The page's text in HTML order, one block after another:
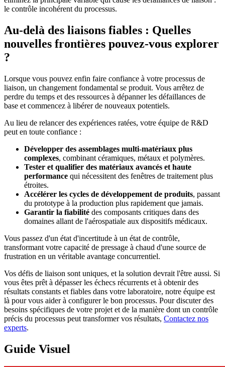
le contrôle incohérent du processus.
Au-delà des liaisons fiables : Quelles
nouvelles frontières pouvez-vous explorer
?
Lorsque vous pouvez enfin faire confiance à votre processus de
liaison, un changement fondamental se produit. Vous arrêtez de
perdre du temps et des ressources à dépanner les défaillances de
base et commencez à libérer de nouveaux potentiels.
Au lieu de relancer des expériences ratées, votre équipe de R&D
peut en toute confiance :
Développer des assemblages multi-matériaux plus
complexes, combinant céramiques, métaux et polymères.
Tester et qualifier des matériaux avancés et haute
performance qui nécessitent des fenêtres de traitement plus
étroites.
Accélérer les cycles de développement de produits, passant
du prototype à la production plus rapidement que jamais.
Garantir la fiabilité des composants critiques dans des
domaines allant de l'aérospatiale aux dispositifs médicaux.
Vous passez d'un état d'incertitude à un état de contrôle,
transformant votre capacité de pressage à chaud d'une source de
frustration en un véritable avantage concurrentiel.
Vos défis de liaison sont uniques, et la solution devrait l'être aussi. Si
vous êtes prêt à dépasser les échecs récurrents et à obtenir des
résultats constants et fiables dans votre laboratoire, notre équipe est
là pour vous aider à configurer le bon processus. Pour discuter des
besoins spécifiques de votre projet et de la manière dont un contrôle
précis du processus peut transformer vos résultats, Contactez nos
experts.
Guide Visuel